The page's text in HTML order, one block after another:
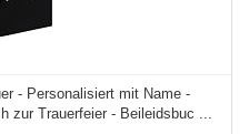
- Personalisiert mit Name -
zur Trauerfeier - Beileidsbuc ...